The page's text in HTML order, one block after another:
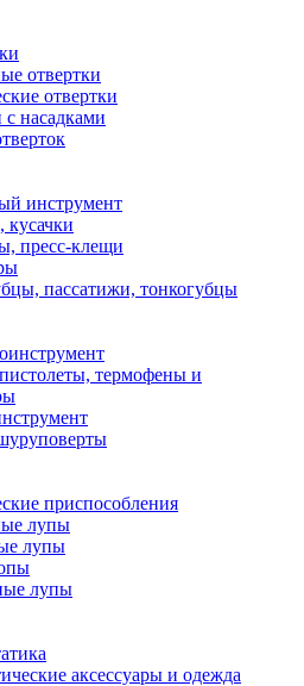
отвертки
отвертки
насадками
инструмент
кусачки
пресс-клещи
пассатижи, тонкогубцы
термофены и
приспособления
лупы
лупы
лупы
аксессуары и одежда